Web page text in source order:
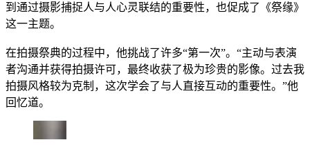
到通过摄影捕捉人与人心灵联结的重要性，也促成了《祭缘》
这一主题。
在拍摄祭典的过程中，他挑战了许多“第一次”。“主动与表演
者沟通并获得拍摄许可，最终收获了极为珍贵的影像。过去我
拍摄风格较为克制，这次学会了与人直接互动的重要性。”他
回忆道。